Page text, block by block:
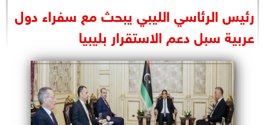
الرئاسة
البرلمان
الوزارات
الأحزاب
رئيس الرئاسي الليبي يبحث مع سفراء دول
عربية سبل دعم الاستقرار بليبيا